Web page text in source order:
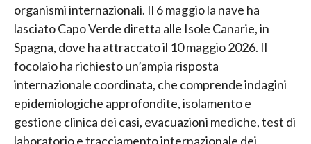
organismi internazionali. Il 6 maggio la nave ha
lasciato Capo Verde diretta alle Isole Canarie, in
Spagna, dove ha attraccato il 10 maggio 2026. Il
focolaio ha richiesto un’ampia risposta
internazionale coordinata, che comprende indagini
epidemiologiche approfondite, isolamento e
gestione clinica dei casi, evacuazioni mediche, test di
laboratorio e tracciamento internazionale dei